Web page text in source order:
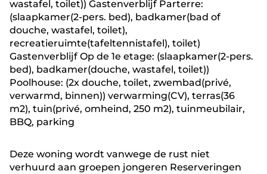
wastafel, toilet)) Gastenverblijf Parterre:
(slaapkamer(2-pers. bed), badkamer(bad of
douche, wastafel, toilet),
recreatieruimte(tafeltennistafel), toilet)
Gastenverblijf Op de 1e etage: (slaapkamer(2-pers.
bed), badkamer(douche, wastafel, toilet))
Poolhouse: (2x douche, toilet, zwembad(privé,
verwarmd, binnen)) verwarming(CV), terras(36
m2), tuin(privé, omheind, 250 m2), tuinmeubilair,
BBQ, parking
Deze woning wordt vanwege de rust niet
verhuurd aan groepen jongeren Reserveringen